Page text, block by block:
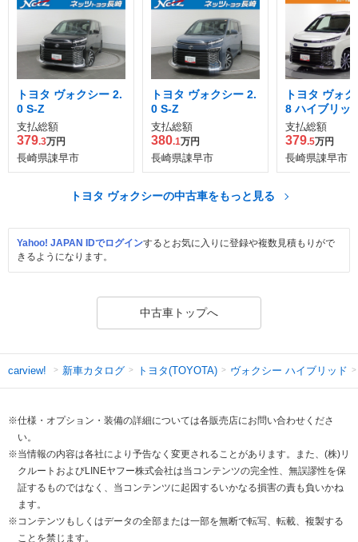
トヨタ ヴォクシー 2.
0 S-Z
支払総額
379.3万円
長崎県諌早市
トヨタ ヴォクシー 2.
0 S-Z
支払総額
380.1万円
長崎県諌早市
トヨタ ヴォ
8 ハイブリッ
支払総額
379.5万円
長崎県諌早市
トヨタ ヴォクシーの中古車をもっと見る
Yahoo! JAPAN IDでログインするとお気に入りに登録や複数見積もりがで
きるようになります。
中古車トップへ
carview! 新車カタログ トヨタ(TOYOTA) ヴォクシー ハイブリッド
※仕様・オプション・装備の詳細については各販売店にお問い合わせくださ
い。
※当情報の内容は各社により予告なく変更されることがあります。また、(株)リ
クルートおよびLINEヤフー株式会社は当コンテンツの完全性、無誤謬性を保
証するものではなく、当コンテンツに起因するいかなる損害の責も負いかね
ます。
※コンテンツもしくはデータの全部または一部を無断で転写、転載、複製する
ことを禁じます。